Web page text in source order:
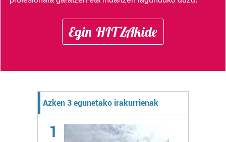
Egin HITZAkide
Azken 3 egunetako irakurrienak
1